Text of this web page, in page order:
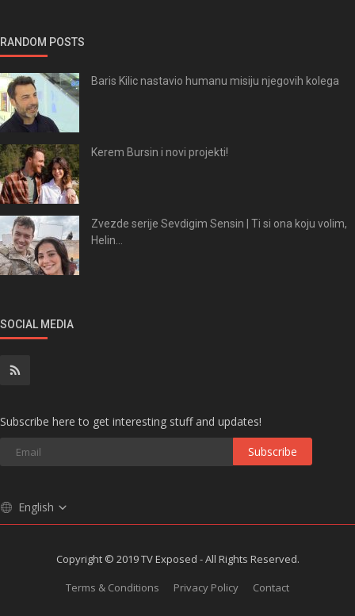
RANDOM POSTS
Baris Kilic nastavio humanu misiju njegovih kolega
Kerem Bursin i novi projekti!
Zvezde serije Sevdigim Sensin | Ti si ona koju volim,
Helin...
SOCIAL MEDIA
Subscribe here to get interesting stuff and updates!
Subscribe
English
Copyright © 2019 TV Exposed - All Rights Reserved.
Terms & Conditions
Privacy Policy Contact